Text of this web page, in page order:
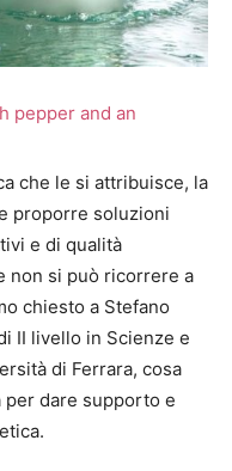
che le si attribuisce, la
proporre soluzioni
e di qualità
non si può ricorrere a
chiesto a Stefano
II livello in Scienze e
di Ferrara, cosa
per dare supporto e